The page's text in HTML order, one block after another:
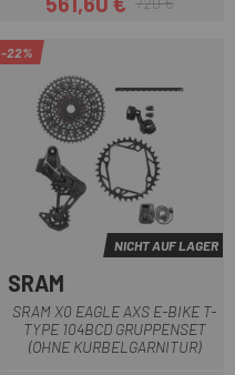
Preis
Regulärer Preis
-22%
NICHT AUF LAGER
SRAM
SRAM X0 EAGLE AXS E-BIKE T-
TYPE 104BCD GRUPPENSET
(OHNE KURBELGARNITUR)